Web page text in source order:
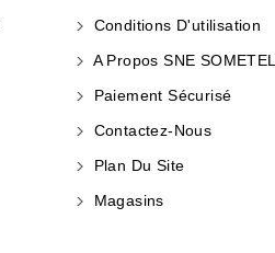
Conditions D'utilisation
A Propos SNE SOMETEL
Paiement Sécurisé
Contactez-Nous
Plan Du Site
Magasins